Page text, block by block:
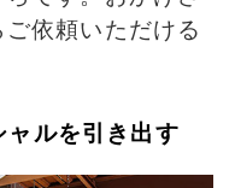
依頼いただける
ャルを引き出す